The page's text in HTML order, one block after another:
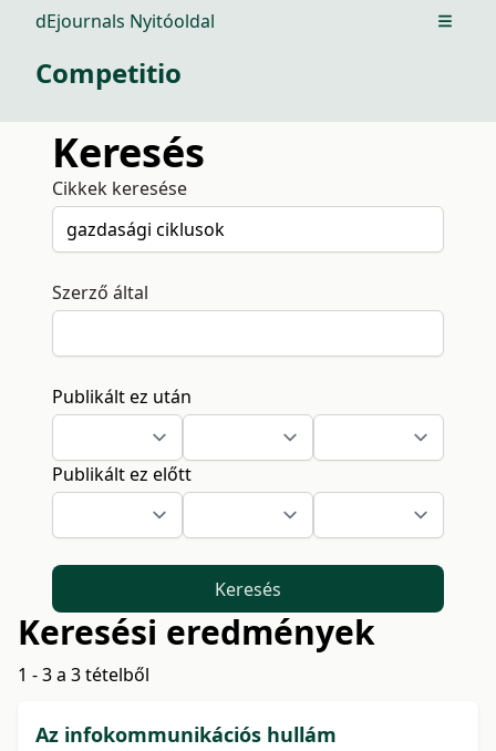
dEjournals Nyitóoldal Open
Competitio
Keresés
Cikkek keresése
Szerző által
Publikált ez után
Publikált ez előtt
Keresés
Keresési eredmények
1 - 3 a 3 tételből
Az infokommunikációs hullám